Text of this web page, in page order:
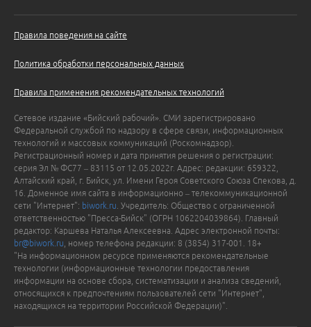
Правила поведения на сайте
Политика обработки персональных данных
Правила применения рекомендательных технологий
Сетевое издание «Бийский рабочий». СМИ зарегистрировано
Федеральной службой по надзору в сфере связи, информационных
технологий и массовых коммуникаций (Роскомнадзор).
Регистрационный номер и дата принятия решения о регистрации:
серия Эл № ФС77 – 83115 от 12.05.2022г. Адрес: редакции: 659322,
Алтайский край, г. Бийск, ул. Имени Героя Советского Союза Спекова, д.
16. Доменное имя сайта в информационно – телекоммуникационной
сети "Интернет": biwork.ru . Учредитель: Общество с ограниченной
ответственностью "Пресса-Бийск" (ОГРН 1062204039864). Главный
редактор: Каршева Наталья Алексеевна. Адрес электронной почты:
br@biwork.ru , номер телефона редакции: 8 (3854) 317-001. 18+
"На информационном ресурсе применяются рекомендательные
технологии (информационные технологии предоставления
информации на основе сбора, систематизации и анализа сведений,
относящихся к предпочтениям пользователей сети "Интернет",
находящихся на территории Российской Федерации)".